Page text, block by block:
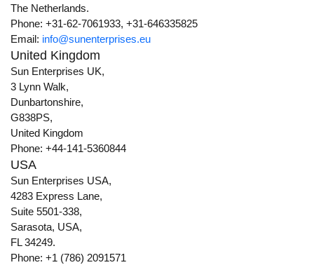
The Netherlands.
Phone: +31-62-7061933, +31-646335825
Email: info@sunenterprises.eu
United Kingdom
Sun Enterprises UK,
3 Lynn Walk,
Dunbartonshire,
G838PS,
United Kingdom
Phone: +44-141-5360844
USA
Sun Enterprises USA,
4283 Express Lane,
Suite 5501-338,
Sarasota, USA,
FL 34249.
Phone: +1 (786) 2091571